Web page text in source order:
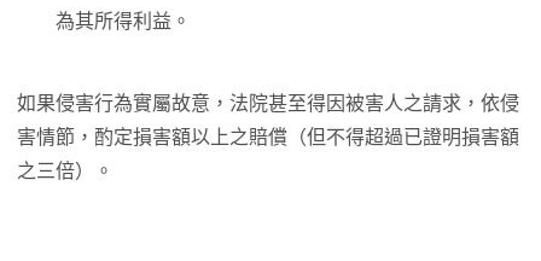
為其所得利益。
如果侵害行為實屬故意，法院甚至得因被害人之請求，依侵
害情節，酌定損害額以上之賠償（但不得超過已證明損害額
之三倍）。